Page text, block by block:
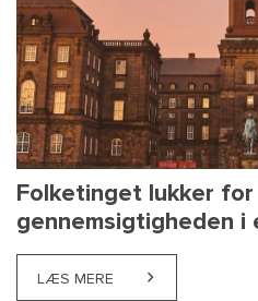
Folketinget lukker for
gennemsigtigheden i
LÆS MERE ABOUT